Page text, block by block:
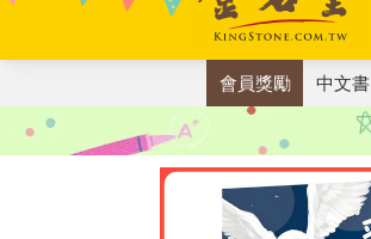
會員獎勵 中文書